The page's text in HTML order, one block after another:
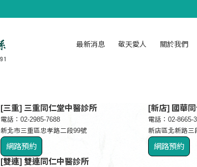
最新消息 敬天愛人 關於我們
[三重] 三重同仁堂中醫診所
電話：02-2985-7688
新北市三重區忠孝路二段99號
網路預約
[新店] 國華
電話：02-8665-
新店區北新路三
網路預約
[雙連] 雙連同仁中醫診所